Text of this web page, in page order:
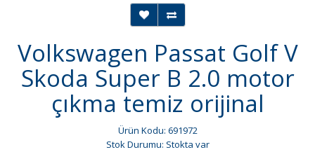
Volkswagen Passat Golf V
Skoda Super B 2.0 motor
çıkma temiz orijinal
Ürün Kodu: 691972
Stok Durumu: Stokta var